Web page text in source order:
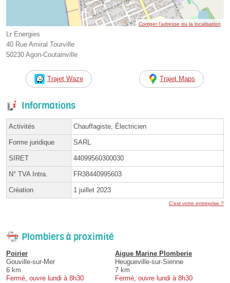
Corriger l’adresse ou la localisation
Lr Energies
40 Rue Amiral Tourville
50230 Agon-Coutainville
Trajet Waze Trajet Maps
Informations
Activités Chauffagiste, Électricien
Forme juridique SARL
SIRET 44099560300030
N° TVA Intra. FR38440995603
Création 1 juillet 2023
C'est votre entreprise ?
Plombiers à proximité
Poirier
Gouville-sur-Mer
6 km
Fermé, ouvre lundi à 8h30
Aigue Marine Plomberie
Heugueville-sur-Sienne
7 km
Fermé, ouvre lundi à 8h30